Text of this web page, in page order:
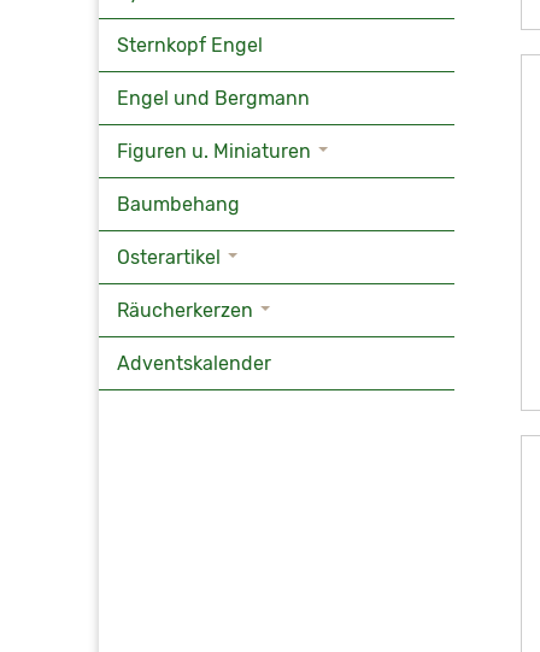
Sternkopf Engel
Engel und Bergmann
Figuren u. Miniaturen
Baumbehang
Osterartikel
Räucherkerzen
Adventskalender